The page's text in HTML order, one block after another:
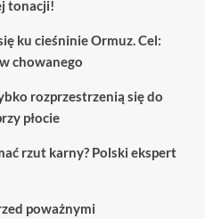
tonacji!
ku cieśninie Ormuz. Cel:
chowanego
rozprzestrzenią się do
płocie
rzut karny? Polski ekspert
poważnymi